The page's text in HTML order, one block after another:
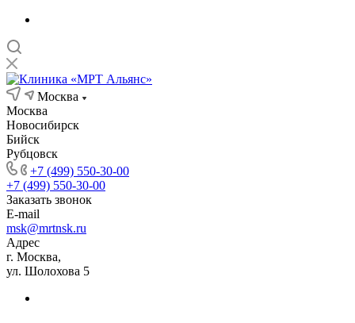
Москва
Москва
Новосибирск
Бийск
Рубцовск
+7 (499) 550-30-00
+7 (499) 550-30-00
Заказать звонок
E-mail
msk@mrtnsk.ru
Адрес
г. Москва,
ул. Шолохова 5